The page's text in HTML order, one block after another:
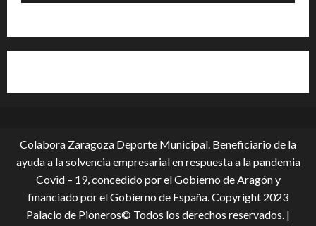
Colabora Zaragoza Deporte Municipal. Beneficiario de la
ayuda a la solvencia empresarial en respuesta a la pandemia
Covid – 19, conce­dido por el Gobierno de Aragón y
financiado por el Gobierno de España. Copyright 2023
Palacio de Pioneros© Todos los derechos reservados. |